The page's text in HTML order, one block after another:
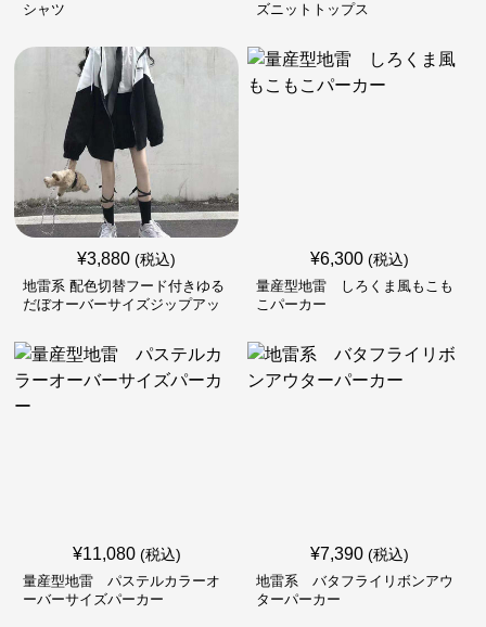
シャツ
ズニットトップス
¥3,880 (税込)
地雷系 配色切替フード付きゆる
だぼオーバーサイズジップアッ
¥6,300 (税込)
量産型地雷 しろくま風もこも
こパーカー
¥11,080 (税込)
量産型地雷 パステルカラーオ
ーバーサイズパーカー
¥7,390 (税込)
地雷系 バタフライリボンアウ
ターパーカー